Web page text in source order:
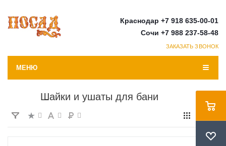
Краснодар +7 918 635-00-01
Сочи +7 988 237-58-48
ЗАКАЗАТЬ ЗВОНОК
МЕНЮ
Шайки и ушаты для бани